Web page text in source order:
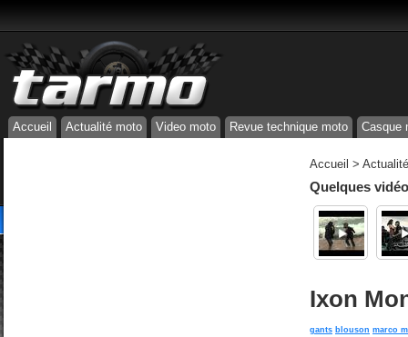
Accueil Actualité moto Video moto Revue technique moto Casque
Accueil >
Quelques
Ixon
gants blouson marco